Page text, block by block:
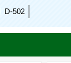
D-502